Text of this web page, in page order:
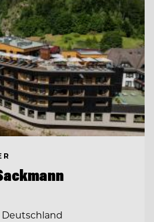
Deutschland